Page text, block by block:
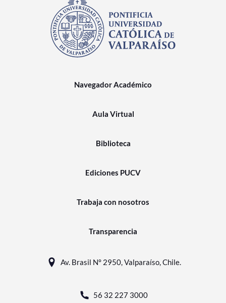
Navegador Académico
Aula Virtual
Biblioteca
Ediciones PUCV
Trabaja con nosotros
Transparencia
Av. Brasil N° 2950, Valparaíso, Chile.
56 32 227 3000